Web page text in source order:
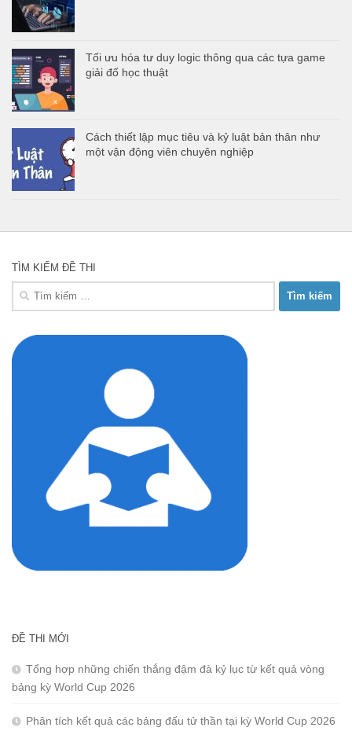
Tối ưu hóa tư duy logic thông qua các tựa game
giải đố học thuật
Cách thiết lập mục tiêu và kỷ luật bản thân như
một vận động viên chuyên nghiệp
TÌM KIẾM ĐỀ THI
Tìm
ĐỀ THI MỚI
Tổng hợp những chiến thắng đậm đà kỷ lục từ kết quả vòng
bảng kỳ World Cup 2026
Phân tích kết quả các bảng đấu tử thần tại kỳ World Cup 2026